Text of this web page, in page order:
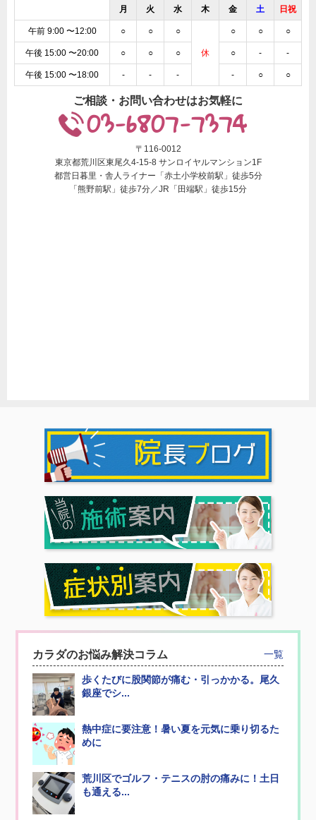
月 火 水 木 金 土 日祝
午前 9:00 〜12:00 ○ ○ ○
休
○ ○ ○
午後 15:00 〜20:00 ○ ○ ○ ○ - -
午後 15:00 〜18:00 - - - - ○ ○
ご相談・お問い合わせはお気軽に
03-6807-7374
〒116-0012
東京都荒川区東尾久4-15-8 サンロイヤルマンション1F
都営日暮里・舎人ライナー「赤土小学校前駅」徒歩5分
「熊野前駅」徒歩7分／JR「田端駅」徒歩15分
カラダのお悩み解決コラム 一覧
歩くたびに股関節が痛む・引っかかる。尾久
銀座でシ...
熱中症に要注意！暑い夏を元気に乗り切るた
めに
荒川区でゴルフ・テニスの肘の痛みに！土日
も通える...